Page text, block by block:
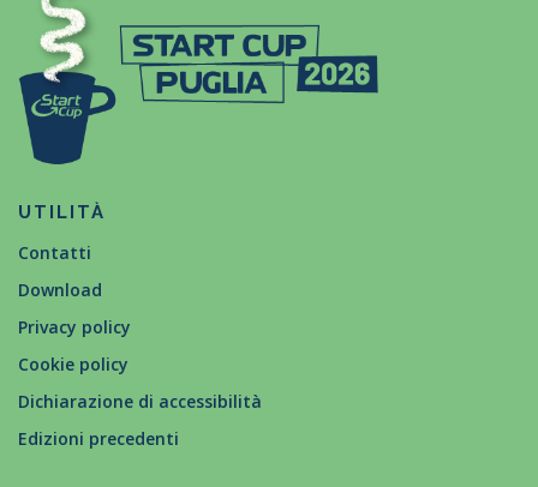
UTILITÀ
Contatti
Download
Privacy policy
Cookie policy
Dichiarazione di accessibilità
Edizioni precedenti